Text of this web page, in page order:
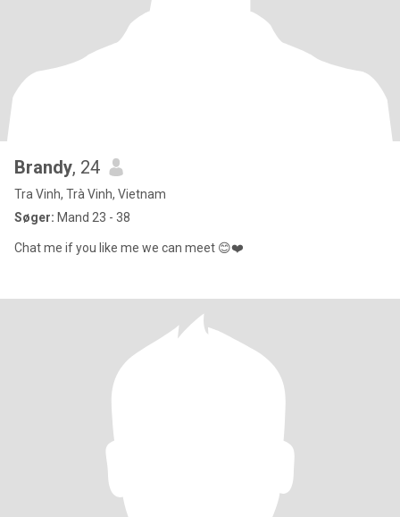
Brandy, 24
Tra Vinh, Trà Vinh, Vietnam
Søger: Mand 23 - 38
Chat me if you like me we can meet 😊❤️